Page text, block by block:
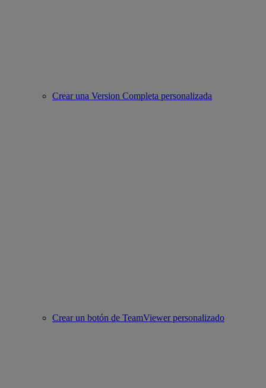
Crear una Version Completa personalizada
Crear un botón de TeamViewer personalizado